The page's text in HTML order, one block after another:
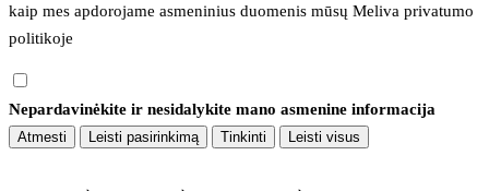
kaip mes apdorojame asmeninius duomenis mūsų Meliva privatumo
politikoje
Nepardavinėkite ir nesidalykite mano asmenine informacija
Atmesti Leisti pasirinkimą Tinkinti Leisti visus